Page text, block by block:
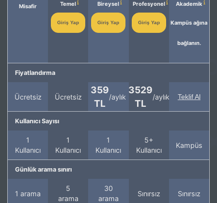
Misafir Temel
Giriş Yap
Bireysel
Giriş Yap
Profesyonel
Giriş Yap
Akademik
Kampüs ağına
bağlanın.
Fiyatlandırma
Ücretsiz Ücretsiz
359
TL
/aylık
3529
TL
/aylık Teklif Al
Kullanıcı Sayısı
1
Kullanıcı
1
Kullanıcı
1
Kullanıcı
5+
Kullanıcı
Kampüs
Günlük arama sınırı
1 arama
5
arama
30
arama
Sınırsız Sınırsız